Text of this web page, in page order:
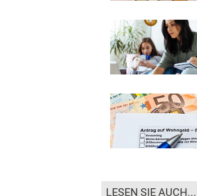
LESEN SIE AUCH...